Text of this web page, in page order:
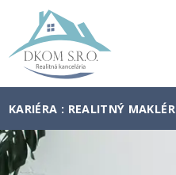
KARIÉRA : REALITNÝ MAKLÉR